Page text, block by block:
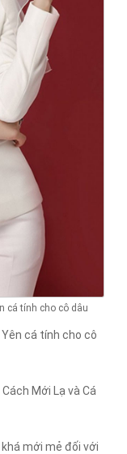
cá tính cho cô dâu
cá tính cho cô
Mới Lạ và Cá
mới mẻ đối với